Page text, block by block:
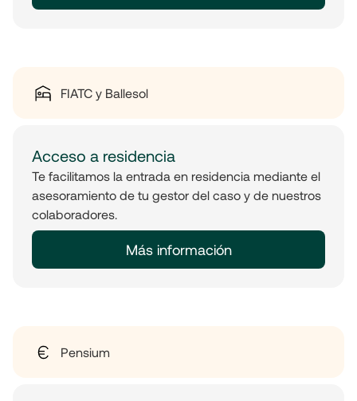
FIATC y Ballesol
Acceso a residencia
Te facilitamos la entrada en residencia mediante el
asesoramiento de tu gestor del caso y de nuestros
colaboradores.
Más información
Pensium